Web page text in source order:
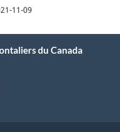
11-09
du Canada